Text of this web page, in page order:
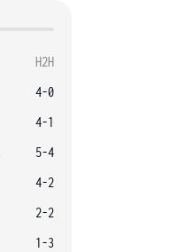
H2H
4-0
4-1
5-4
4-2
2-2
1-3